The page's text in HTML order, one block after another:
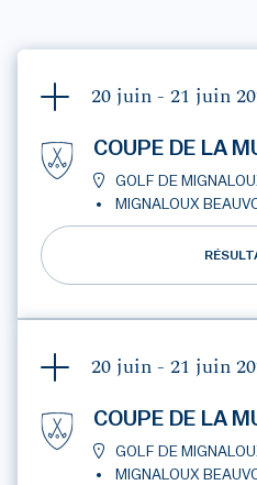
20 juin - 21 juin
COUPE DE LA
GOLF DE
MIGNALOUX
20 juin - 21 juin
COUPE DE LA
GOLF DE
MIGNALOUX